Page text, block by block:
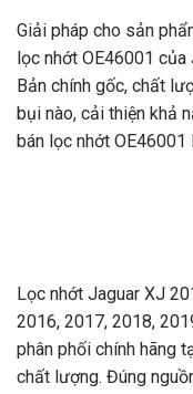
Giải pháp cho sản
lọc nhớt OE46001
Bản chính gốc, chất
bụi nào, cải thiện khả
bán lọc nhớt
Lọc nhớt Jaguar XJ
2016, 2017, 2018,
phân phối chính hãng
chất lượng. Đúng